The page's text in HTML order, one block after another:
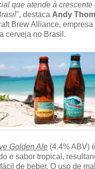
que atende à crescente
", destaca Andy
Brew Alliance,
cerveja no Brasil.
Golden Ale (4,4% ABV)
e sabor tropical,
de beber. O uso de